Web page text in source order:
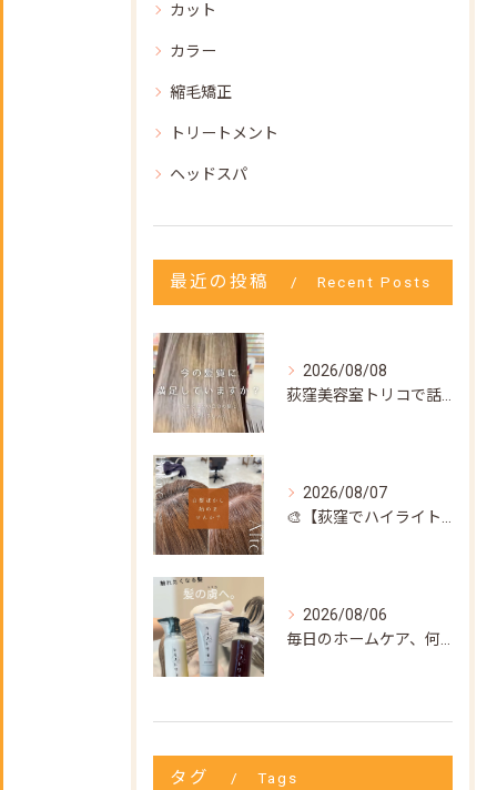
カット
カラー
縮毛矯正
トリートメント
ヘッドスパ
最近の投稿 Recent Posts
2026/08/08
荻窪美容室トリコで話題の【髪質改善ストレート】✨
2026/08/07
🎨【荻窪でハイライト・カラーなら美容室トリコ】にお任せくださ...
2026/08/06
毎日のホームケア、何を使えばいいか迷ってない？🌿
タグ Tags